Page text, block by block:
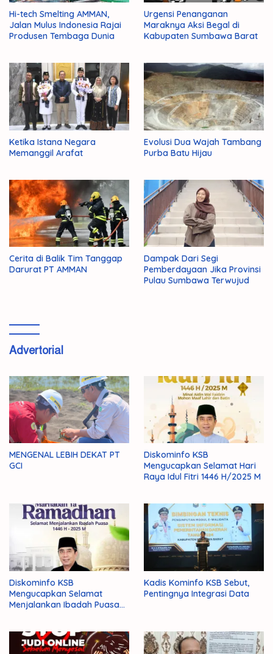
Hi-tech Smelting AMMAN,
Jalan Mulus Indonesia Rajai
Produsen Tembaga Dunia
Urgensi Penanganan
Maraknya Aksi Begal di
Kabupaten Sumbawa Barat
Ketika Istana Negara
Memanggil Arafat
Evolusi Dua Wajah Tambang
Purba Batu Hijau
Cerita di Balik Tim Tanggap
Darurat PT AMMAN
Dampak Dari Segi
Pemberdayaan Jika Provinsi
Pulau Sumbawa Terwujud
Advertorial
MENGENAL LEBIH DEKAT PT
GCI
Diskominfo KSB
Mengucapkan Selamat Hari
Raya Idul Fitri 1446 H/2025 M
Diskominfo KSB
Mengucapkan Selamat
Menjalankan Ibadah Puasa
Kadis Kominfo KSB Sebut,
Pentingnya Integrasi Data